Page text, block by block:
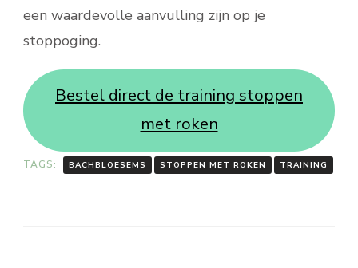
een waardevolle aanvulling zijn op je
stoppoging.
Bestel direct de training stoppen
met roken
TAGS: BACHBLOESEMS STOPPEN MET ROKEN TRAINING